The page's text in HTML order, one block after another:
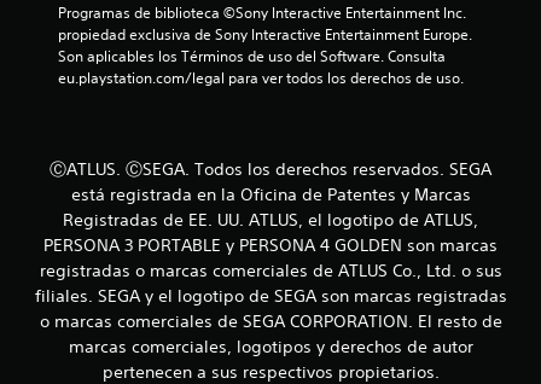
Programas de biblioteca ©Sony Interactive Entertainment Inc.
propiedad exclusiva de Sony Interactive Entertainment Europe.
Son aplicables los Términos de uso del Software. Consulta
eu.playstation.com/legal para ver todos los derechos de uso.
ⒸATLUS. ⒸSEGA. Todos los derechos reservados. SEGA
está registrada en la Oficina de Patentes y Marcas
Registradas de EE. UU. ATLUS, el logotipo de ATLUS,
PERSONA 3 PORTABLE y PERSONA 4 GOLDEN son marcas
registradas o marcas comerciales de ATLUS Co., Ltd. o sus
filiales. SEGA y el logotipo de SEGA son marcas registradas
o marcas comerciales de SEGA CORPORATION. El resto de
marcas comerciales, logotipos y derechos de autor
pertenecen a sus respectivos propietarios.